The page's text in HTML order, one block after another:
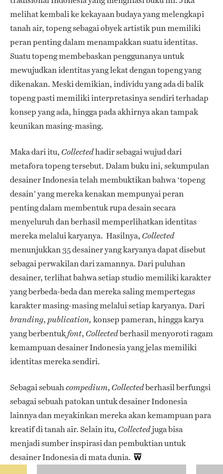
melihat kembali ke kekayaan budaya yang melengkapi
tanah air, topeng sebagai obyek artistik pun memiliki
peran penting dalam menampakkan suatu identitas.
Suatu topeng membebaskan penggunanya untuk
mewujudkan identitas yang lekat dengan topeng yang
dikenakan. Meski demikian, individu yang ada di balik
topeng pasti memiliki interpretasinya sendiri terhadap
konsep yang ada, hingga pada akhirnya akan tampak
keunikan masing-masing.
Maka dari itu, Collectedhadir sebagai wujud dari
metafora topeng tersebut. Dalam buku ini, sekumpulan
desainer Indonesia telah membuktikan bahwa ‘topeng
desain’ yang mereka kenakan mempunyai peran
penting dalam membentuk rupa desain secara
menyeluruh dan berhasil memperlihatkan identitas
mereka melalui karyanya. Hasilnya, Collected
menunjukkan 35 desainer yang karyanya dapat disebut
sebagai perwakilan dari zamannya. Dari puluhan
desainer, terlihat bahwa setiap studio memiliki karakter
yang berbeda-beda dan mereka saling mempertegas
karakter masing-masing melalui setiap karyanya. Dari
branding, publication, konsep pameran, hingga karya
yang berbentukfont, Collectedberhasil menyoroti ragam
kemampuan desainer Indonesia yang jelas memiliki
identitas mereka sendiri.
Sebagai sebuahcompedium, Collectedberhasil berfungsi
sebagai sebuah patokan untuk desainer Indonesia
lainnya dan meyakinkan mereka akan kemampuan para
kreatif di tanah air. Selain itu, Collectedjuga bisa
menjadi sumber inspirasi dan pembuktian untuk
desainer Indonesia di mata dunia.